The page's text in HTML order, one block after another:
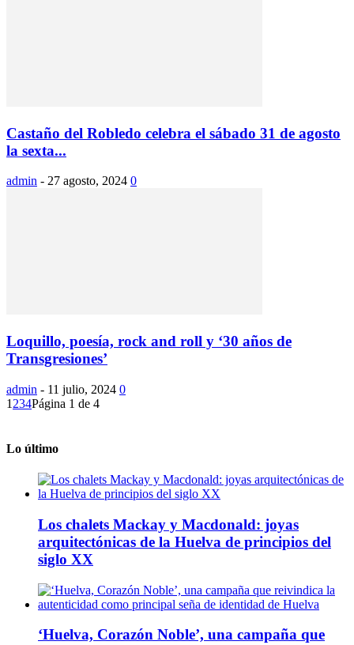
Castaño del Robledo celebra el sábado 31 de agosto
la sexta...
admin - 27 agosto, 2024 0
Loquillo, poesía, rock and roll y ‘30 años de
Transgresiones’
admin - 11 julio, 2024 0
1 234Página 1 de 4
Lo último
Los chalets Mackay y Macdonald: joyas
arquitectónicas de la Huelva de principios del
siglo XX
‘Huelva, Corazón Noble’, una campaña que